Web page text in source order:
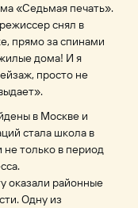
«Седьмая печать».
снял в
прямо за спинами
дома! И я
просто не
в Москве и
стала школа в
только в период
оказали районные
Одну из